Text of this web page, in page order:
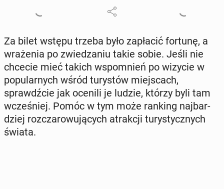
Za bilet wstępu trzeba było za­pła­cić fortunę, a
wra­że­nia po zwie­dza­niu takie sobie. Jeśli nie
chcecie mieć takich wspo­mnień po wizycie w
po­pu­lar­nych wśród tu­ry­stów miej­scach,
sprawdź­cie jak ocenili je ludzie, którzy byli tam
wcze­śniej. Pomóc w tym może ranking naj­bar­
dziej roz­cza­ro­wu­ją­cych atrak­cji tu­ry­stycz­nych
świata.